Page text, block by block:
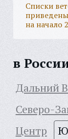
Списки
на начало
в
Дальний
Северо-
Центр